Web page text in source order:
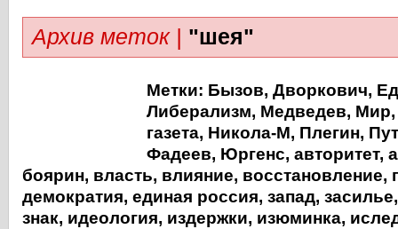
Архив меток | "шея"
Метки: Бызов, Дворкович,
Либерализм, Медведев, Мир
газета, Никола-М, Плегин,
Фадеев, Юргенс, авторитет,
боярин, власть, влияние, восстановление,
демократия, единая россия, запад, засилье
знак, идеология, издержки, изюминка,